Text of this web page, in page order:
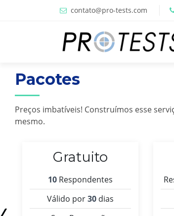
contato@pro-tests.com
Pacotes
Preços imbatíveis! Construímos esse
mesmo.
Gratuito
10 Respondentes
Válido por30 dias